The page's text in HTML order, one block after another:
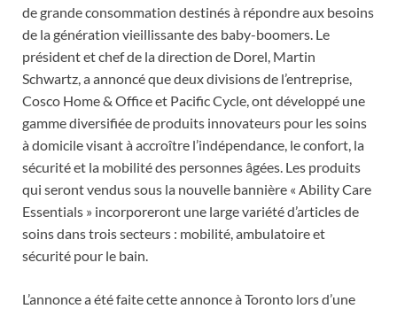
de grande consommation destinés à répondre aux besoins
de la génération vieillissante des baby-boomers. Le
président et chef de la direction de Dorel, Martin
Schwartz, a annoncé que deux divisions de l’entreprise,
Cosco Home & Office et Pacific Cycle, ont développé une
gamme diversifiée de produits innovateurs pour les soins
à domicile visant à accroître l’indépendance, le confort, la
sécurité et la mobilité des personnes âgées. Les produits
qui seront vendus sous la nouvelle bannière « Ability Care
Essentials » incorporeront une large variété d’articles de
soins dans trois secteurs : mobilité, ambulatoire et
sécurité pour le bain.
L’annonce a été faite cette annonce à Toronto lors d’une